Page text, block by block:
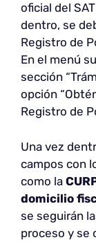
oficial del
dentro, se
Registro de
En el menú
sección
opción
Registro de
Una vez
campos con
como la
domicilio
se seguirán
proceso y se